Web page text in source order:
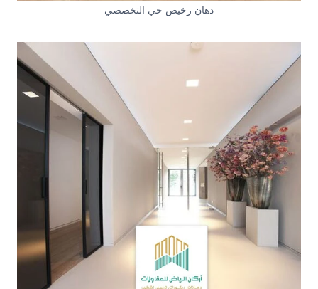
دهان رخيص حي التخصصي